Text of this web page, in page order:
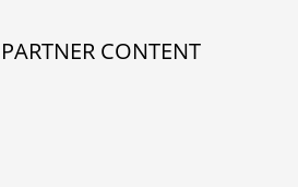
PARTNER CONTENT